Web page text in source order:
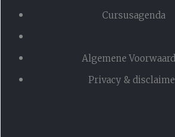
Cursusagenda
Algemene
Privacy &